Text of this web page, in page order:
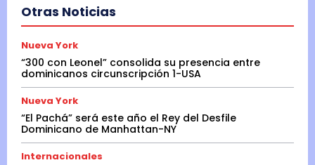
Otras Noticias
Nueva York
“300 con Leonel” consolida su presencia entre
dominicanos circunscripción 1-USA
Nueva York
“El Pachá” será este año el Rey del Desfile
Dominicano de Manhattan-NY
Internacionales